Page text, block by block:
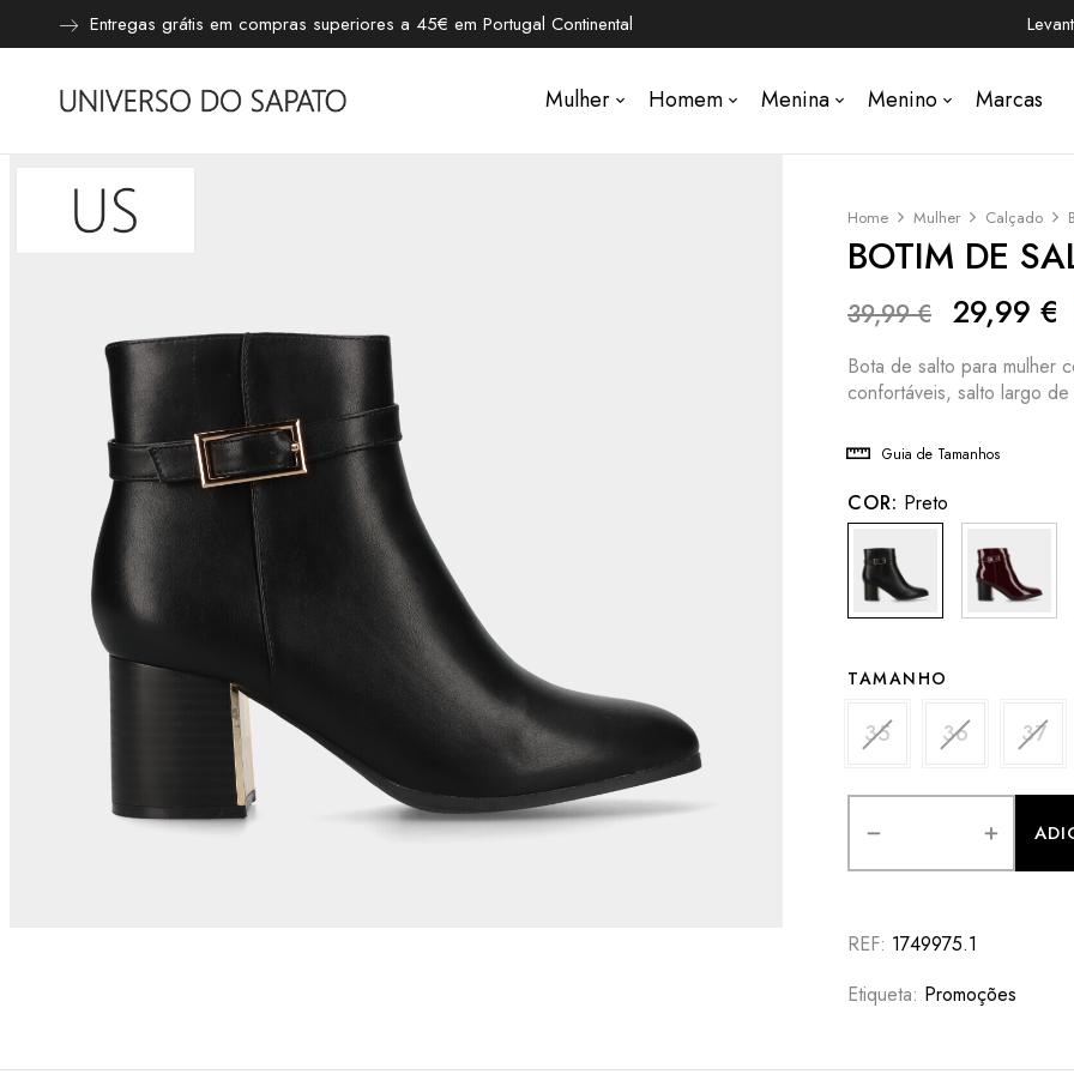
Entregas grátis em compras superiores a 45€ em Portugal Continental
Mulher Homem Menina Menino Marcas
Home Mulher Calçado
BOTIM DE
39,99€ 29,99 €
Bota de salto para mulher
confortáveis, salto largo
Guia de Tamanhos
COR: Preto
TAMANHO
35 36 37
OU
REF: 1749975.1
Etiqueta: Promoções